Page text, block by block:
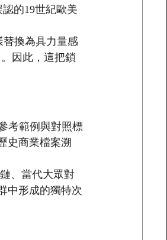
的19世紀歐美
替換為具力量感
因此，這把鎖
考範例與對照標
史商業檔案溯
、當代大眾對
中形成的獨特次